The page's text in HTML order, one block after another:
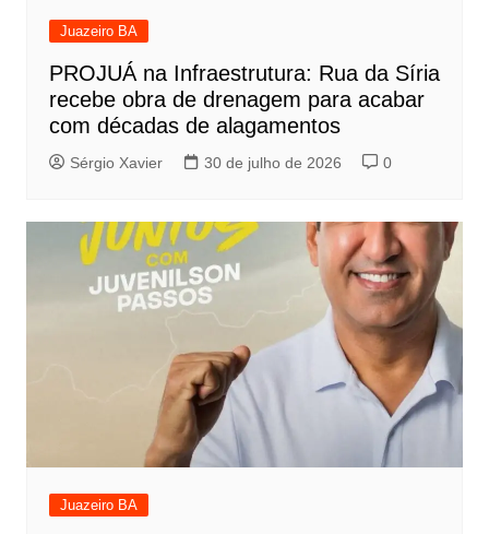
Juazeiro BA
PROJUÁ na Infraestrutura: Rua da Síria
recebe obra de drenagem para acabar
com décadas de alagamentos
Sérgio Xavier 30 de julho de 2026 0
Juazeiro BA